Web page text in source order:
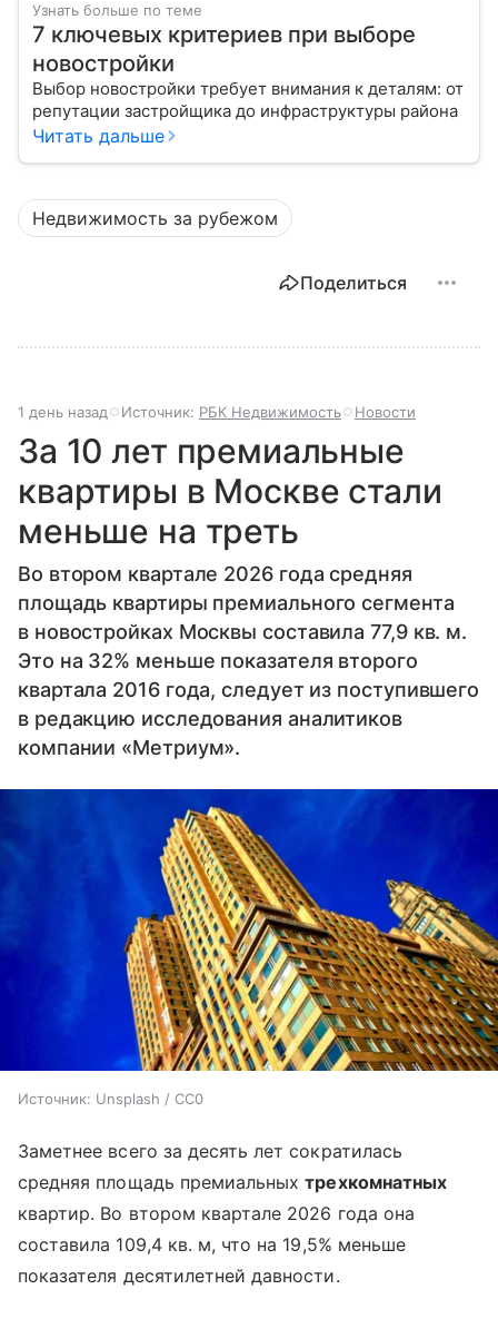
Узнать больше по теме
7 ключевых критериев при выборе
новостройки
Выбор новостройки требует внимания к деталям: от
репутации застройщика до инфраструктуры района
Читать дальше
Недвижимость за рубежом
Поделиться
1 день назад Источник: РБК Недвижимость Новости
За 10 лет премиальные
квартиры в Москве стали
меньше на треть
Во втором квартале 2026 года средняя
площадь квартиры премиального сегмента
в новостройках Москвы составила 77,9 кв. м.
Это на 32% меньше показателя второго
квартала 2016 года, следует из поступившего
в редакцию исследования аналитиков
компании «Метриум».
Источник: Unsplash / CC0
Заметнее всего за десять лет сократилась
средняя площадь премиальныхтрехкомнатных
квартир. Во втором квартале 2026 года она
составила 109,4 кв. м, что на 19,5% меньше
показателя десятилетней давности.